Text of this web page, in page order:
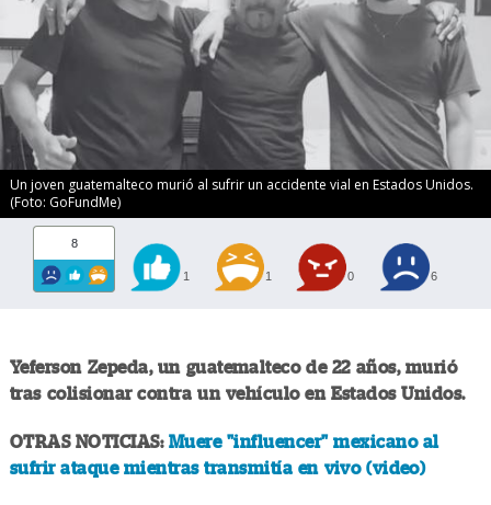
Un joven guatemalteco murió al sufrir un accidente vial en Estados Unidos.
(Foto: GoFundMe)
8
1 1 0 6
Yeferson Zepeda, un guatemalteco de 22 años, murió
tras colisionar contra un vehículo en Estados Unidos.
OTRAS NOTICIAS: Muere "influencer" mexicano al
sufrir ataque mientras transmitía en vivo (video)